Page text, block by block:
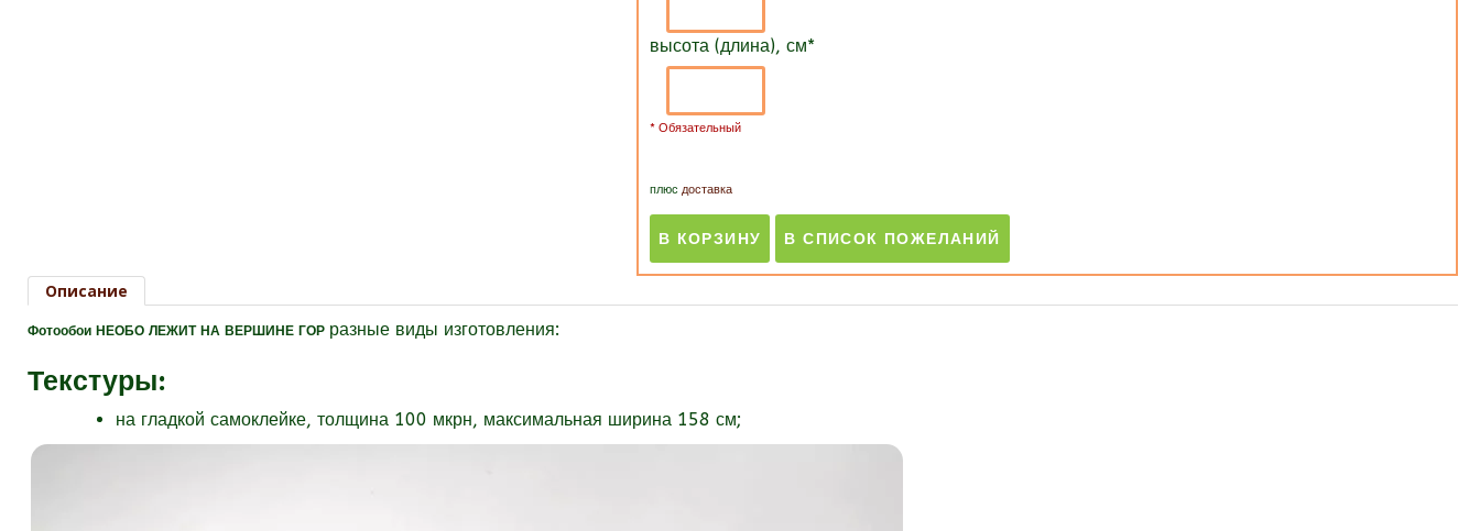
высота (длина), см*
* Обязательный
плюс доставка
Описание
Фотообои НЕОБО ЛЕЖИТ НА ВЕРШИНЕ ГОР разные виды изготовления:
Текстуры:
на гладкой самоклейке, толщина 100 мкрн, максимальная ширина 158 см;